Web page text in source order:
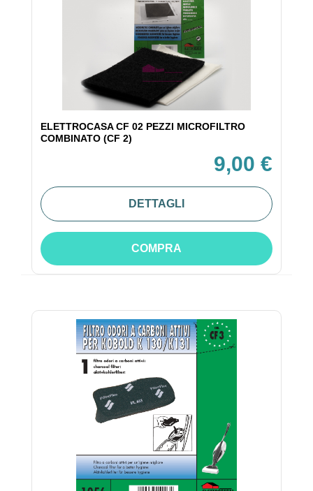
ELETTROCASA CF 02 PEZZI MICROFILTRO
COMBINATO (CF 2)
9,00 €
DETTAGLI
COMPRA